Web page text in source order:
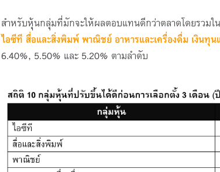
สำหรับหุ้นกลุ่มที่มักจะให้ผลตอบแทนดีกว่าตลาดโดยรวมใ
ไอซีที สื่อและสิ่งพิมพ์ พาณิชย์ อาหารและเครื่องดื่ม เงินทุ
6.40%, 5.50% และ 5.20% ตามลำดับ